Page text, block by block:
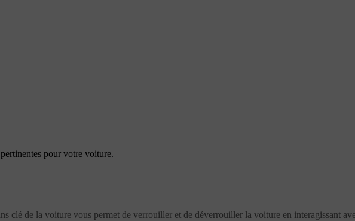
pour votre voiture.
clé de la voiture vous permet de verrouiller et de déverrouiller la voiture en interagissant